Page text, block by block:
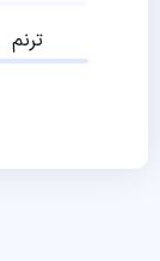
ترنم